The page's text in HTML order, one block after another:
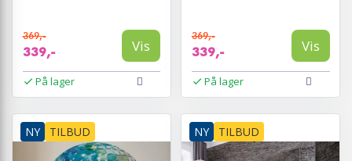
369,-
339,- Vis
På lager
369,-
339,- Vis
På lager
NY TILBUD NY TILBUD